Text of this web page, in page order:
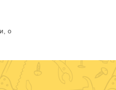
о